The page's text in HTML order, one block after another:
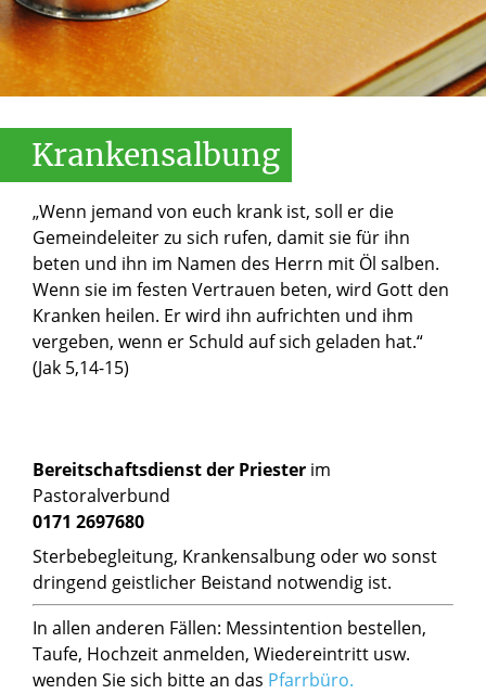
Krankensalbung
„Wenn jemand von euch krank ist, soll er die
Gemeindeleiter zu sich rufen, damit sie für ihn
beten und ihn im Namen des Herrn mit Öl salben.
Wenn sie im festen Vertrauen beten, wird Gott den
Kranken heilen. Er wird ihn aufrichten und ihm
vergeben, wenn er Schuld auf sich geladen hat.“
(Jak 5,14-15)
Bereitschaftsdienst der Priester im
Pastoralverbund
0171 2697680
Sterbebegleitung, Krankensalbung oder wo sonst
dringend geistlicher Beistand notwendig ist.
In allen anderen Fällen: Messintention bestellen,
Taufe, Hochzeit anmelden, Wiedereintritt usw.
wenden Sie sich bitte an das Pfarrbüro.